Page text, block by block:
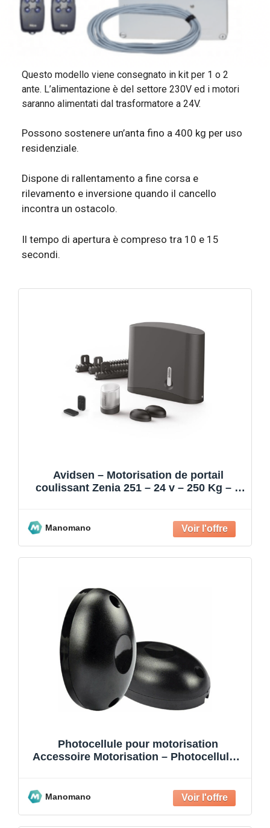
Questo modello viene consegnato in kit per 1 o 2
ante. L’alimentazione è del settore 230V ed i motori
saranno alimentati dal trasformatore a 24V.
Possono sostenere un’anta fino a 400 kg per uso
residenziale.
Dispone di rallentamento a fine corsa e
rilevamento e inversione quando il cancello
incontra un ostacolo.
Il tempo di apertura è compreso tra 10 e 15
secondi.
Avidsen – Motorisation de portail
coulissant Zenia 251 – 24 v – 250 Kg – 4
Manomano
Photocellule pour motorisation
Accessoire Motorisation – Photocellules,
Manomano